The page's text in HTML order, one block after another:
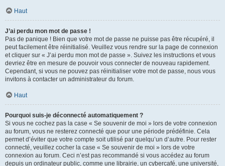
Haut
J’ai perdu mon mot de passe !
Pas de panique ! Bien que votre mot de passe ne puisse pas être récupéré, il
peut facilement être réinitialisé. Veuillez vous rendre sur la page de connexion
et cliquer sur « J’ai perdu mon mot de passe ». Suivez les instructions et vous
devriez être en mesure de pouvoir vous connecter de nouveau rapidement.
Cependant, si vous ne pouvez pas réinitialiser votre mot de passe, nous vous
invitons à contacter un administrateur du forum.
Haut
Pourquoi suis-je déconnecté automatiquement ?
Si vous ne cochez pas la case « Se souvenir de moi » lors de votre connexion
au forum, vous ne resterez connecté que pour une période prédéfinie. Cela
permet d’éviter que votre compte soit utilisé par quelqu’un d’autre. Pour rester
connecté, veuillez cocher la case « Se souvenir de moi » lors de votre
connexion au forum. Ceci n’est pas recommandé si vous accédez au forum
depuis un ordinateur public, comme une librairie, un cybercafé, une université,